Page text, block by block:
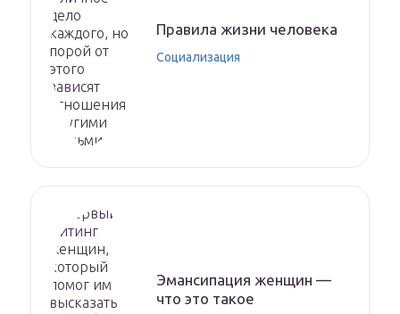
Правила жизни человека
Социализация
Эмансипация женщин —
что это такое